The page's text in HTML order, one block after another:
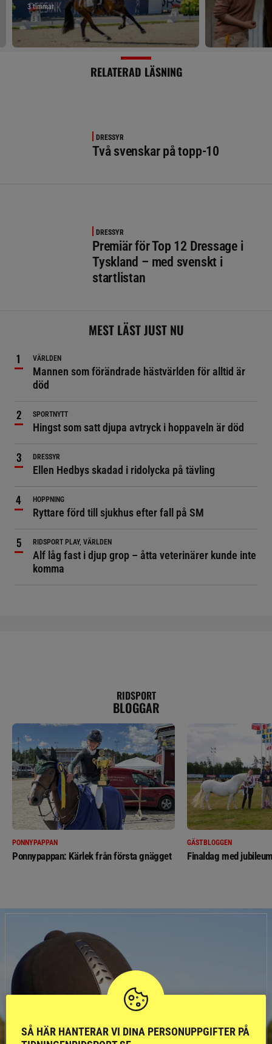
3 timmar
RELATERAD LÄSNING
DRESSYR
Två svenskar på topp-10
DRESSYR
Premiär för Top 12 Dressage i
Tyskland – med svenskt i
startlistan
MEST LÄST JUST NU
VÄRLDEN
Mannen som förändrade hästvärlden för alltid är
död
SPORTNYTT
Hingst som satt djupa avtryck i hoppaveln är död
DRESSYR
Ellen Hedbys skadad i ridolycka på tävling
HOPPNING
Ryttare förd till sjukhus efter fall på SM
RIDSPORT PLAY, VÄRLDEN
Alf låg fast i djup grop – åtta veterinärer kunde inte
komma
RIDSPORT
BLOGGAR
PONNYPAPPAN
Ponnypappan: Kärlek från första gnägget
GÄSTBLOGGEN
Finaldag med
SÅ HÄR HANTERAR VI DINA PERSONUPPGIFTER PÅ